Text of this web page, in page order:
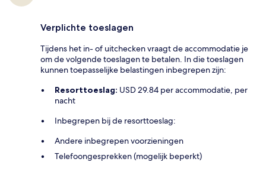
Verplichte toeslagen
Tijdens het in- of uitchecken vraagt de accommodatie je
om de volgende toeslagen te betalen. In die toeslagen
kunnen toepasselijke belastingen inbegrepen zijn:
Resorttoeslag: USD 29.84 per accommodatie, per
nacht
Inbegrepen bij de resorttoeslag:
Andere inbegrepen voorzieningen
Telefoongesprekken (mogelijk beperkt)